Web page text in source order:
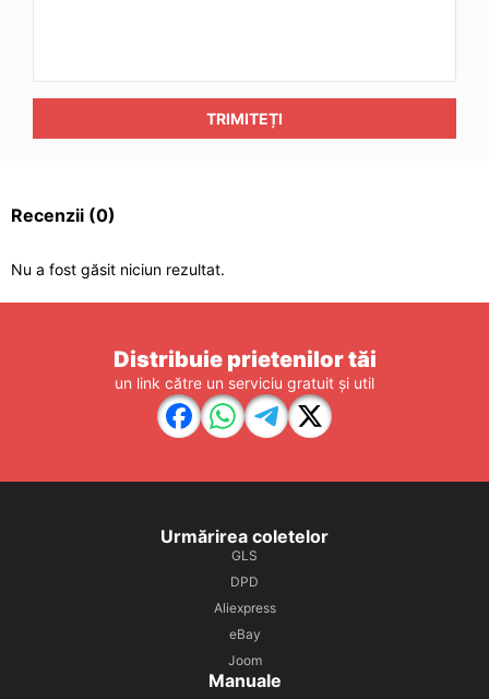
TRIMITEȚI
Recenzii (0)
Nu a fost găsit niciun rezultat.
Distribuie prietenilor tăi
un link către un serviciu gratuit și util
Urmărirea coletelor
GLS
DPD
Aliexpress
eBay
Joom
Manuale